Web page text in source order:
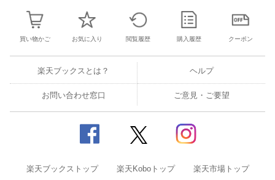
買い物かご お気に入り 閲覧履歴 購入履歴 クーポン
楽天ブックスとは？ ヘルプ
お問い合わせ窓口 ご意見・ご要望
楽天ブックストップ 楽天Koboトップ 楽天市場トップ